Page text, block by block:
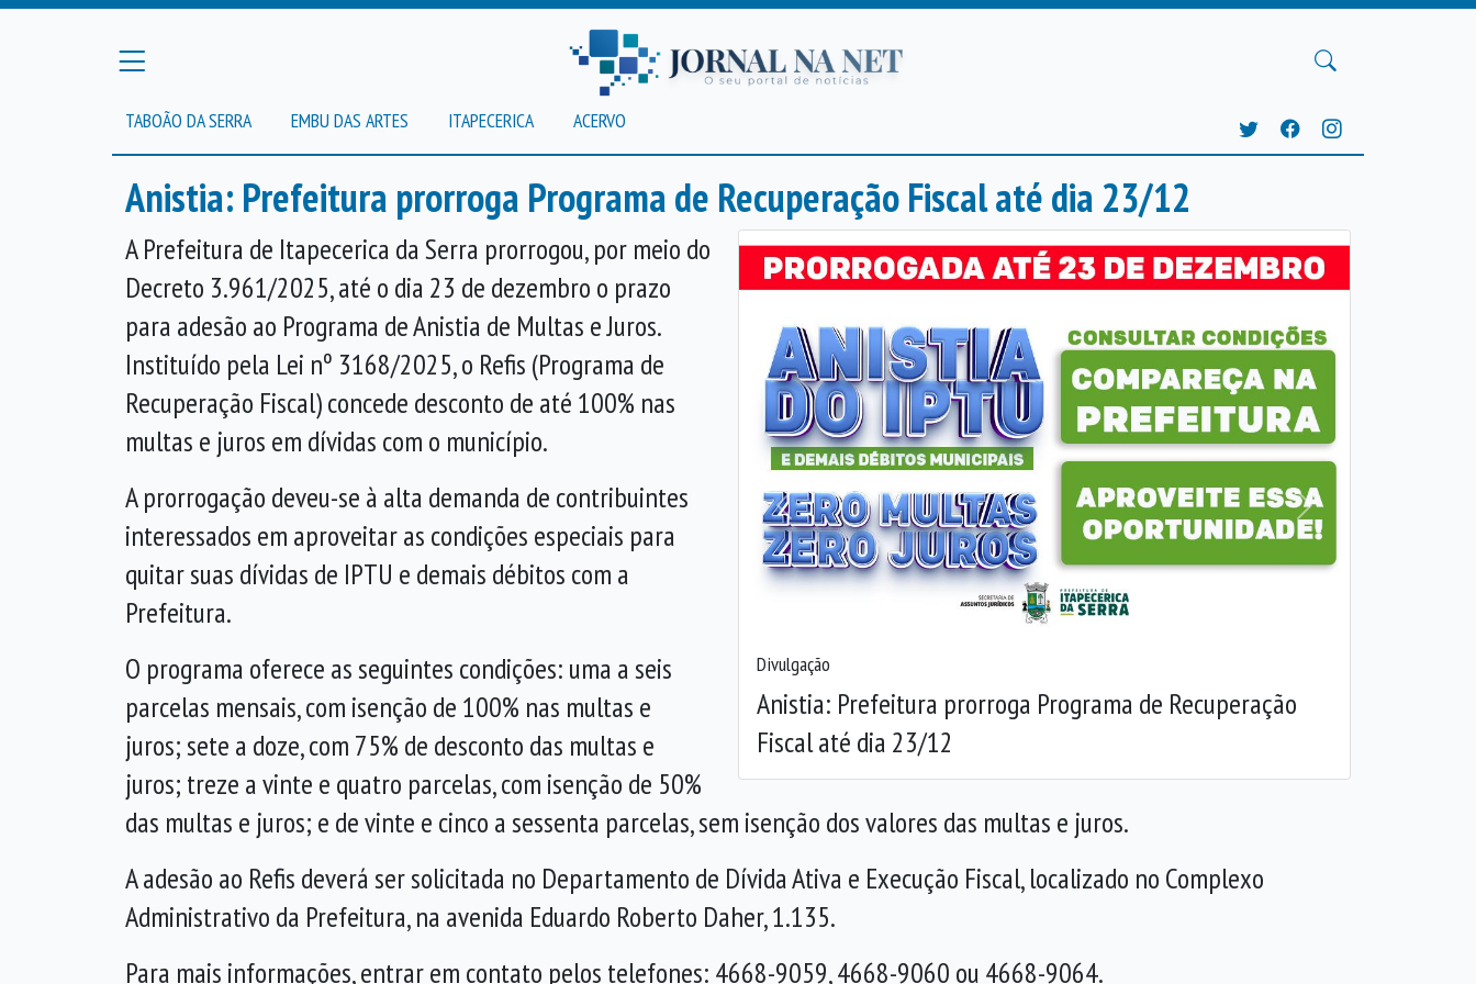
TABOÃO DA SERRA EMBU DAS ARTES ITAPECERICA ACERVO
Anistia: Prefeitura prorroga Programa de Recuperação Fiscal até dia 23/12
Divulgação
Anistia: Prefeitura prorroga Programa de Recuperação
Fiscal até dia 23/12
Anterior Próxima
A Prefeitura de Itapecerica da Serra prorrogou, por meio do
Decreto 3.961/2025, até o dia 23 de dezembro o prazo
para adesão ao Programa de Anistia de Multas e Juros.
Instituído pela Lei nº 3168/2025, o Refis (Programa de
Recuperação Fiscal) concede desconto de até 100% nas
multas e juros em dívidas com o município.
A prorrogação deveu-se à alta demanda de contribuintes
interessados em aproveitar as condições especiais para
quitar suas dívidas de IPTU e demais débitos com a
Prefeitura.
O programa oferece as seguintes condições: uma a seis
parcelas mensais, com isenção de 100% nas multas e
juros; sete a doze, com 75% de desconto das multas e
juros; treze a vinte e quatro parcelas, com isenção de 50%
das multas e juros; e de vinte e cinco a sessenta parcelas, sem isenção dos valores das multas e juros.
A adesão ao Refis deverá ser solicitada no Departamento de Dívida Ativa e Execução Fiscal, localizado no Complexo
Administrativo da Prefeitura, na avenida Eduardo Roberto Daher, 1.135.
Para mais informações, entrar em contato pelos telefones: 4668-9059, 4668-9060 ou 4668-9064.